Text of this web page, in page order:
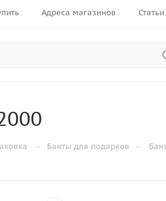
Адреса магазинов Статьи
— Банты для подарков —